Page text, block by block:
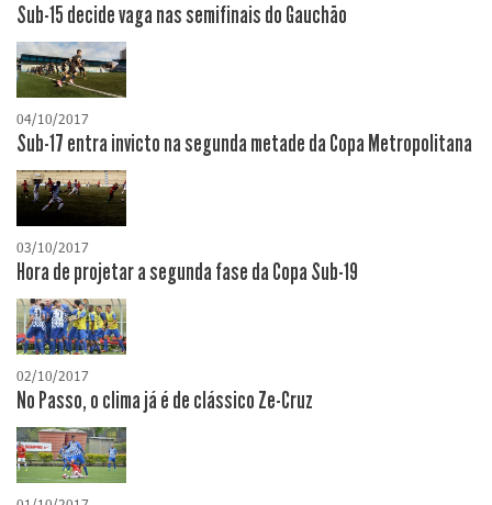
Sub-15 decide vaga nas semifinais do Gauchão
04/10/2017
Sub-17 entra invicto na segunda metade da Copa Metropolitana
03/10/2017
Hora de projetar a segunda fase da Copa Sub-19
02/10/2017
No Passo, o clima já é de clássico Ze-Cruz